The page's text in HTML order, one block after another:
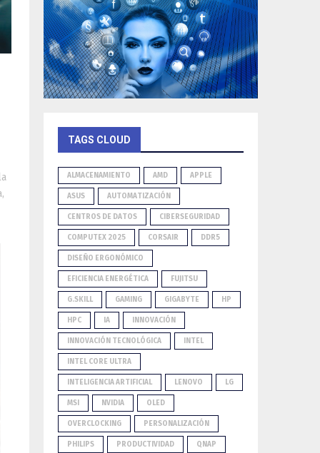
TAGS CLOUD
ALMACENAMIENTO AMD APPLE
ASUS AUTOMATIZACIÓN
CENTROS DE DATOS CIBERSEGURIDAD
COMPUTEX 2025 CORSAIR DDR5
DISEÑO ERGONÓMICO
EFICIENCIA ENERGÉTICA FUJITSU
G.SKILL GAMING GIGABYTE HP
HPC IA INNOVACIÓN
INNOVACIÓN TECNOLÓGICA INTEL
INTEL CORE ULTRA
INTELIGENCIA ARTIFICIAL LENOVO LG
MSI NVIDIA OLED
OVERCLOCKING PERSONALIZACIÓN
PHILIPS PRODUCTIVIDAD QNAP